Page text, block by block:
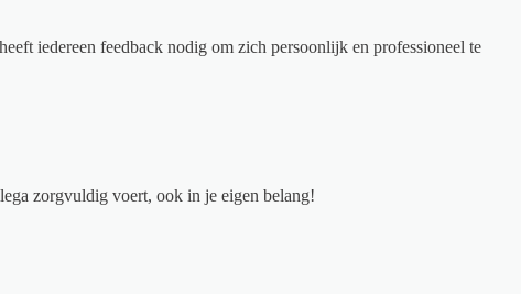
iedereen feedback nodig om zich persoonlijk en professioneel te
zorgvuldig voert, ook in je eigen belang!